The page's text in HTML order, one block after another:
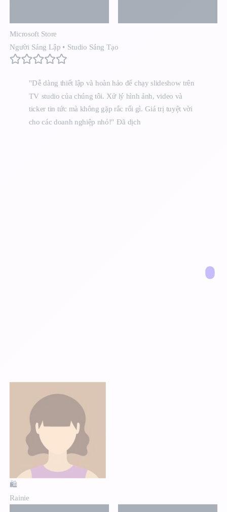
Microsoft Store
Người Sáng Lập • Studio Sáng Tạo
"Dễ dàng thiết lập và hoàn hảo để chạy slideshow trên
TV studio của chúng tôi. Xử lý hình ảnh, video và
ticker tin tức mà không gặp rắc rối gì. Giá trị tuyệt vời
cho các doanh nghiệp nhỏ!" Đã dịch
🛍️
Rainie